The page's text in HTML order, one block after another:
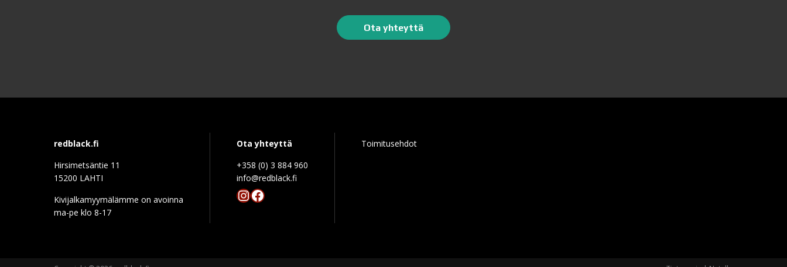
Ota yhteyttä
redblack.fi
Hirsimetsäntie 11
15200 LAHTI
Kivijalkamyymälämme on avoinna
ma-pe klo 8-17
Ota yhteyttä
+358 (0) 3 884 960
info@redblack.f
Instagram
Facebook
Toimitusehdot